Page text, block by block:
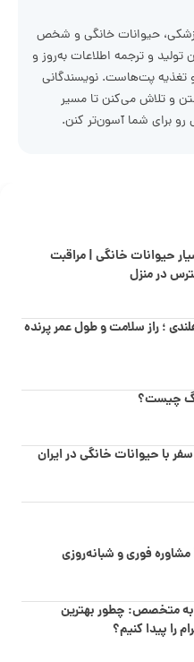
حیوانات خانگی و شخص
و ترجمه اطلاعات به‌روز و
تغذیه پت‌هاست. نویسندگانی
و تلاش می‌کنن تا مسیر
رو برای شما آسون‌تر کنن.
حیوانات خانگی | مراقبت
در منزل
؛ راز سلامت و طول عمر پرنده
چیست؟
با حیوانات خانگی در ایران
فوری و شبانه‌روزی
ساعته به متخصص: چطور بهترین
را پیدا کنیم؟